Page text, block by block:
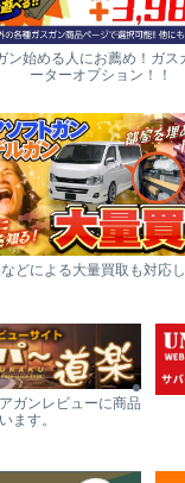
ン始める人にお薦め！ガス
ーターオプション！！
どによる大量買取も対応
ガンレビューに商品
ます。